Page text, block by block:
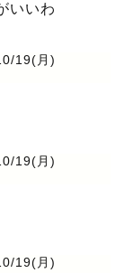
いいわ
19(月)
19(月)
19(月)